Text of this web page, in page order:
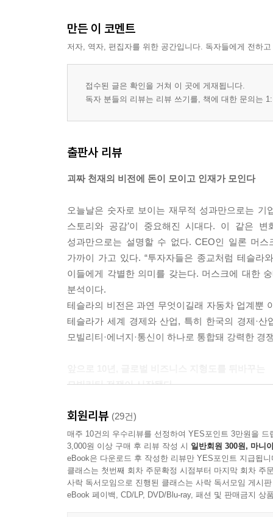
만든 이 코멘트
저자, 역자, 편집자를 위한 공간입니다. 독자들에게 전하
접수된 글은 확인을 거쳐 이 곳에 게재됩니다.
독자 분들의 리뷰는 리뷰 쓰기를, 책에 대한 문의는
출판사 리뷰
괴짜 천재의 비전에 돈이 모이고 인재가 모인다
오늘날은 숫자로 보이는 재무적 성과만으로는 기
스토리와 공감’이 중요해진 시대다. 이 같은
성과만으로는 설명할 수 없다. CEO인 일론 머
가까이 가고 있다. “투자자들은 종교처럼 테슬라
이들에게 각별한 의미를 갖는다. 머스크에 대한
분석이다.
테슬라의 비전은 과연 무엇이길래 자동차 업계뿐
테슬라가 세계 경제와 산업, 특히 한국의 경제·산
모빌리티·에너지·통신이 하나로 통합돼 강력한
모빌리티 전쟁이 시작됐다
테슬라는 단순히 전기차 회사가 아니다. 전기차
머물지 않으며, 궁극적으로 대부분 산업군에서 동
과거 애플 아이폰의 등장으로 촉발된 우리 삶
컴퓨터가 우리 손 안의 전화기 안으로 들어온 이
예가 노키아다. 세계 시장의 40%를 장악했던 ‘피
노키아의 휴대전화 사업부는 MS에 매각되면서 공
회원리뷰 (29건)
매주 10건의 우수리뷰를 선정하여 YES포인트 3만원을 드
3,000원 이상 구매 후 리뷰 작성 시 일반회원 300원, 마니
eBook은 다운로드 후 작성한 리뷰만 YES포인트 지급됩니
클래스는 첫번째 회차 주문확정 시점부터 마지막 회차 주
사락 독서모임으로 진행된 클래스는 사락 독서모임 게시
eBook 페이백, CD/LP, DVD/Blu-ray, 패션 및 판매금지 상